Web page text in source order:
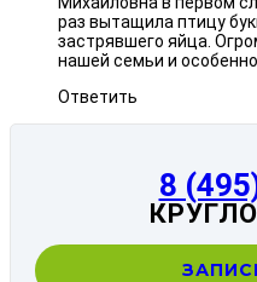
раз вытащила птицу
застрявшего яйца.
нашей семьи и
Ответить
8